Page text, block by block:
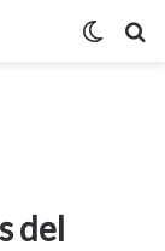
del